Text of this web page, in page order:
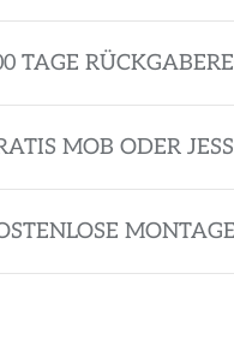
TAGE
MOB ODER
MONTAGE